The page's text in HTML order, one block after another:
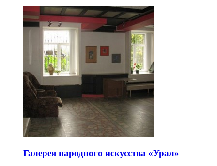
Галерея народного искусства «Урал»